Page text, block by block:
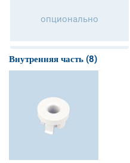
опционально
Внутренняя часть (8)